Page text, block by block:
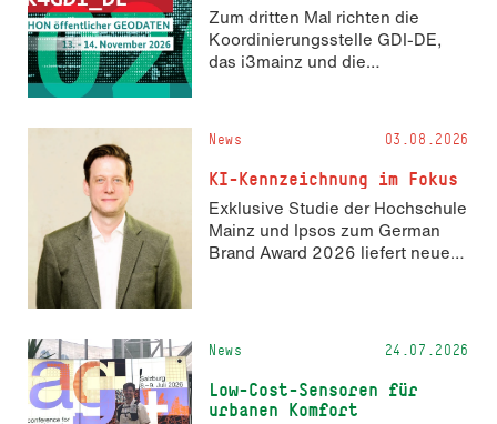
Zum dritten Mal richten die
Koordinierungsstelle GDI-DE,
das i3mainz und die
und 14. November 2026 den
Hackathon hack4GDI_DE an der
Hochschule Mainz aus. Die
Anmeldung ist geöffnet und bis
zum 2. Oktober 2026 möglich.
News 03.08.2026
KI-Kennzeichnung im Fokus
Exklusive Studie der Hochschule
Mainz und Ipsos zum German
Brand Award 2026 liefert neue
News 24.07.2026
Low-Cost-Sensoren für
urbanen Komfort